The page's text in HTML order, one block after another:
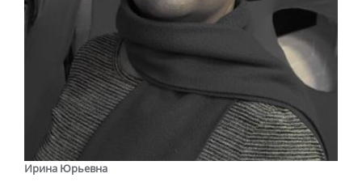
Ирина Юрьевна